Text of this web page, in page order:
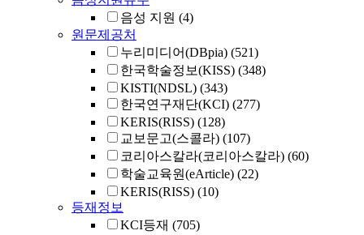
음성 지원 (4)
원문제공처
누리미디어(DBpia) (521)
한국학술정보(KISS) (348)
KISTI(NDSL) (343)
한국연구재단(KCI) (277)
KERIS(RISS) (128)
교보문고(스콜라) (107)
코리아스칼라(코리아스칼라) (60)
학술교육원(eArticle) (22)
KERIS(RISS) (10)
등재정보
KCI등재 (705)